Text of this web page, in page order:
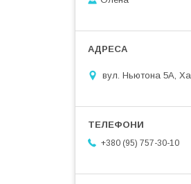
вул. Ньютона 5А,
+380 (95) 757-30-10